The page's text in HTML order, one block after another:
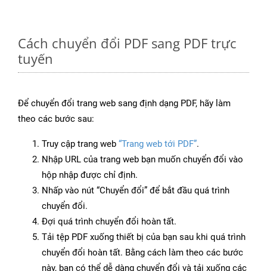
Cách chuyển đổi PDF sang PDF trực
tuyến
Để chuyển đổi trang web sang định dạng PDF, hãy làm
theo các bước sau:
Truy cập trang web “Trang web tới PDF”.
Nhập URL của trang web bạn muốn chuyển đổi vào
hộp nhập được chỉ định.
Nhấp vào nút “Chuyển đổi” để bắt đầu quá trình
chuyển đổi.
Đợi quá trình chuyển đổi hoàn tất.
Tải tệp PDF xuống thiết bị của bạn sau khi quá trình
chuyển đổi hoàn tất. Bằng cách làm theo các bước
này, bạn có thể dễ dàng chuyển đổi và tải xuống các